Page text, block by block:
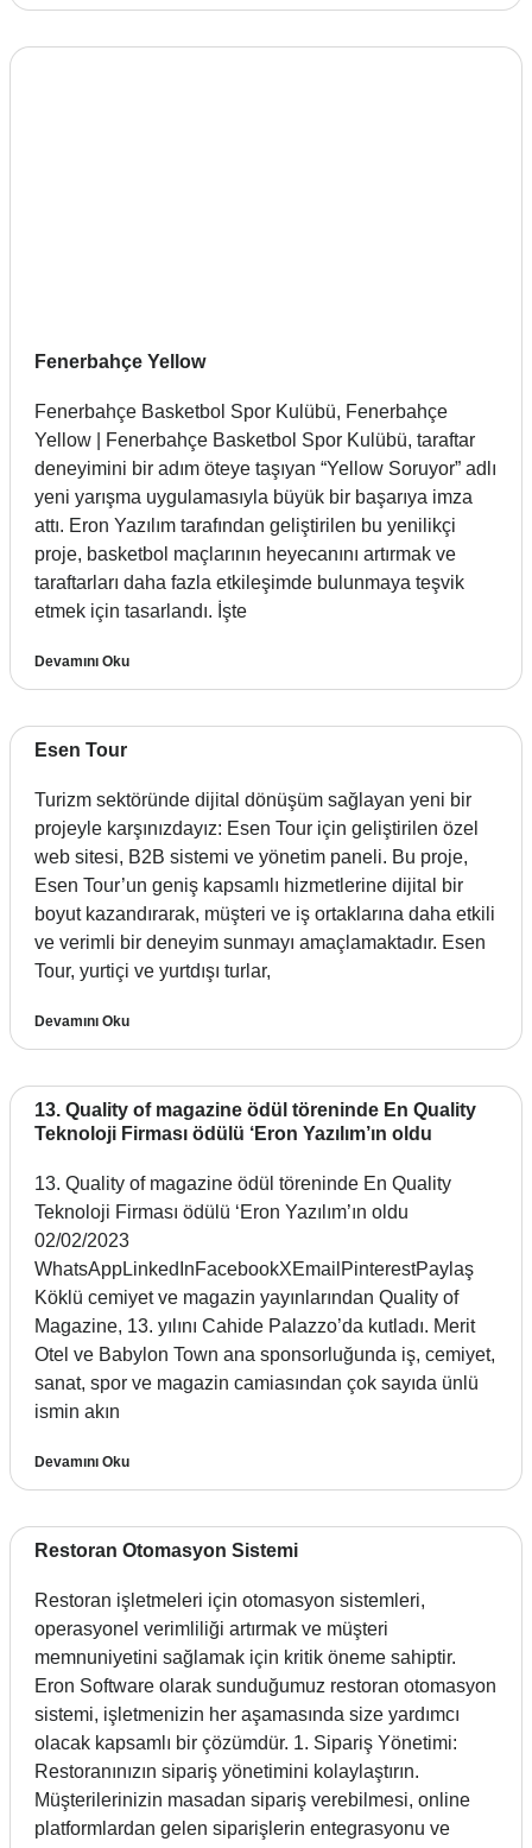
Fenerbahçe Yellow
Fenerbahçe Basketbol Spor Kulübü, Fenerbahçe
Yellow | Fenerbahçe Basketbol Spor Kulübü, taraftar
deneyimini bir adım öteye taşıyan “Yellow Soruyor” adlı
yeni yarışma uygulamasıyla büyük bir başarıya imza
attı. Eron Yazılım tarafından geliştirilen bu yenilikçi
proje, basketbol maçlarının heyecanını artırmak ve
taraftarları daha fazla etkileşimde bulunmaya teşvik
etmek için tasarlandı. İşte
Devamını Oku
Esen Tour
Turizm sektöründe dijital dönüşüm sağlayan yeni bir
projeyle karşınızdayız: Esen Tour için geliştirilen özel
web sitesi, B2B sistemi ve yönetim paneli. Bu proje,
Esen Tour’un geniş kapsamlı hizmetlerine dijital bir
boyut kazandırarak, müşteri ve iş ortaklarına daha etkili
ve verimli bir deneyim sunmayı amaçlamaktadır. Esen
Tour, yurtiçi ve yurtdışı turlar,
Devamını Oku
13. Quality of magazine ödül töreninde En Quality
Teknoloji Firması ödülü ‘Eron Yazılım’ın oldu
13. Quality of magazine ödül töreninde En Quality
Teknoloji Firması ödülü ‘Eron Yazılım’ın oldu
02/02/2023
WhatsAppLinkedInFacebookXEmailPinterestPaylaş
Köklü cemiyet ve magazin yayınlarından Quality of
Magazine, 13. yılını Cahide Palazzo’da kutladı. Merit
Otel ve Babylon Town ana sponsorluğunda iş, cemiyet,
sanat, spor ve magazin camiasından çok sayıda ünlü
ismin akın
Devamını Oku
Restoran Otomasyon Sistemi
Restoran işletmeleri için otomasyon sistemleri,
operasyonel verimliliği artırmak ve müşteri
memnuniyetini sağlamak için kritik öneme sahiptir.
Eron Software olarak sunduğumuz restoran otomasyon
sistemi, işletmenizin her aşamasında size yardımcı
olacak kapsamlı bir çözümdür. 1. Sipariş Yönetimi:
Restoranınızın sipariş yönetimini kolaylaştırın.
Müşterilerinizin masadan sipariş verebilmesi, online
platformlardan gelen siparişlerin entegrasyonu ve